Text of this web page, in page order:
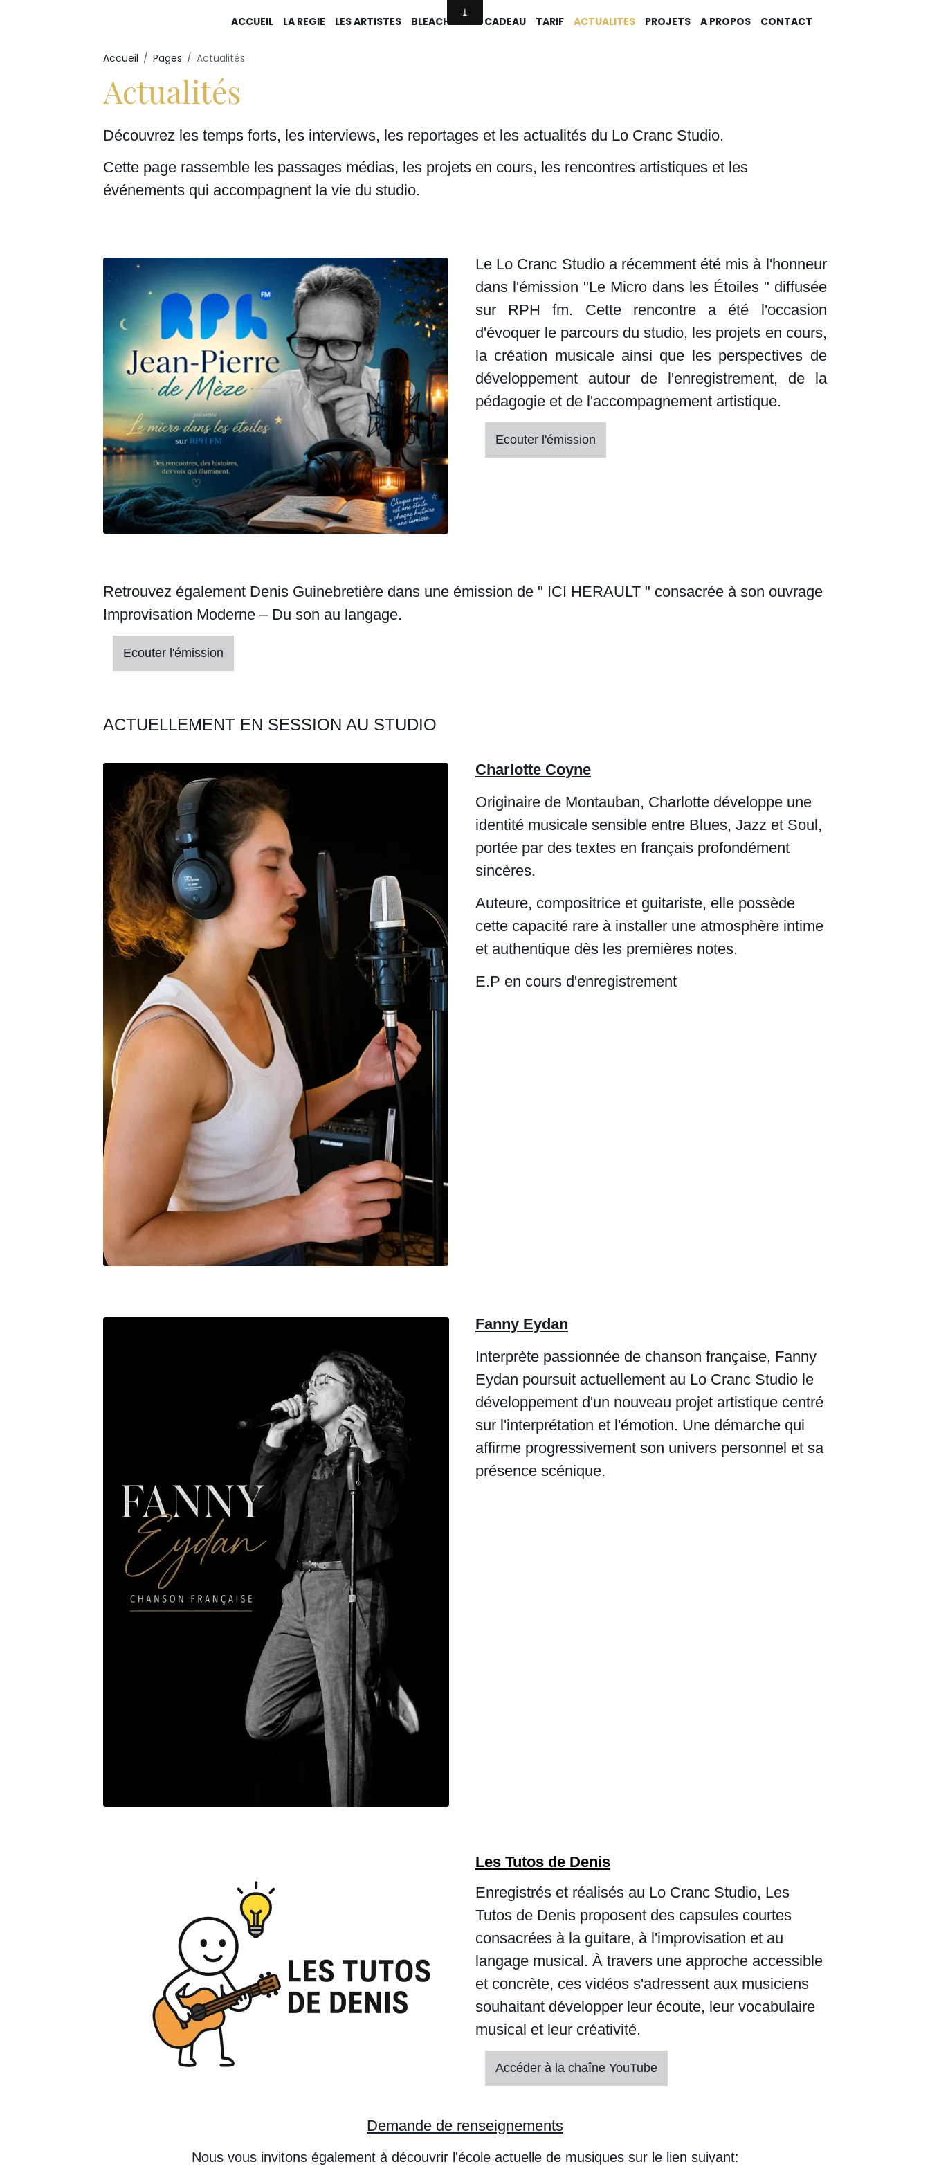
ACCUEIL LA REGIE LES ARTISTES BLEACH BON CADEAU TARIF ACTUALITES PROJETS A PROPOS CONTACT
Accueil Pages Actualités
Actualités
Découvrez les temps forts, les interviews, les reportages et les actualités du Lo Cranc Studio.
Cette page rassemble les passages médias, les projets en cours, les rencontres artistiques et les
événements qui accompagnent la vie du studio.
Le Lo Cranc Studio a récemment été mis à l'honneur
dans l'émission "Le Micro dans les Étoiles " diffusée
sur RPH fm. Cette rencontre a été l'occasion
d'évoquer le parcours du studio, les projets en cours,
la création musicale ainsi que les perspectives de
développement autour de l'enregistrement, de la
pédagogie et de l'accompagnement artistique.
Ecouter l'émission
Retrouvez également Denis Guinebretière dans une émission de " ICI HERAULT " consacrée à son ouvrage
Improvisation Moderne – Du son au langage.
Ecouter l'émission
ACTUELLEMENT EN SESSION AU STUDIO
Charlotte Coyne
Originaire de Montauban, Charlotte développe une
identité musicale sensible entre Blues, Jazz et Soul,
portée par des textes en français profondément
sincères.
Auteure, compositrice et guitariste, elle possède
cette capacité rare à installer une atmosphère intime
et authentique dès les premières notes.
E.P en cours d'enregistrement
Fanny Eydan
Interprète passionnée de chanson française, Fanny
Eydan poursuit actuellement au Lo Cranc Studio le
développement d'un nouveau projet artistique centré
sur l'interprétation et l'émotion. Une démarche qui
affirme progressivement son univers personnel et sa
présence scénique.
Les Tutos de Denis
Enregistrés et réalisés au Lo Cranc Studio, Les
Tutos de Denis proposent des capsules courtes
consacrées à la guitare, à l'improvisation et au
langage musical. À travers une approche accessible
et concrète, ces vidéos s'adressent aux musiciens
souhaitant développer leur écoute, leur vocabulaire
musical et leur créativité.
Accéder à la chaîne YouTube
Demande de renseignements
Nous vous invitons également à découvrir l'école actuelle de musiques sur le lien suivant: